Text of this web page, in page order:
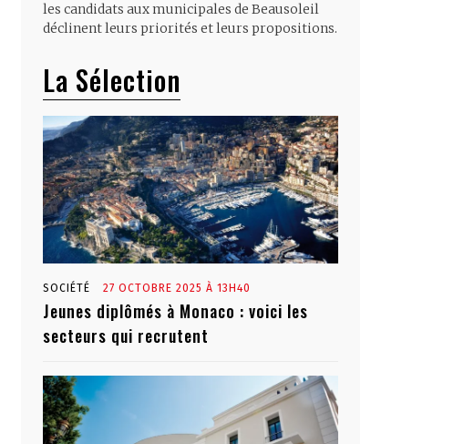
les candidats aux municipales de Beausoleil
déclinent leurs priorités et leurs propositions.
La Sélection
SOCIÉTÉ 27 OCTOBRE 2025 À 13H40
Jeunes diplômés à Monaco : voici les
secteurs qui recrutent